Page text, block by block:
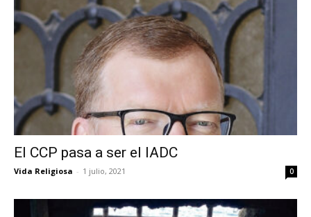
El CCP pasa a ser el IADC
Vida Religiosa - 1 julio, 2021 0